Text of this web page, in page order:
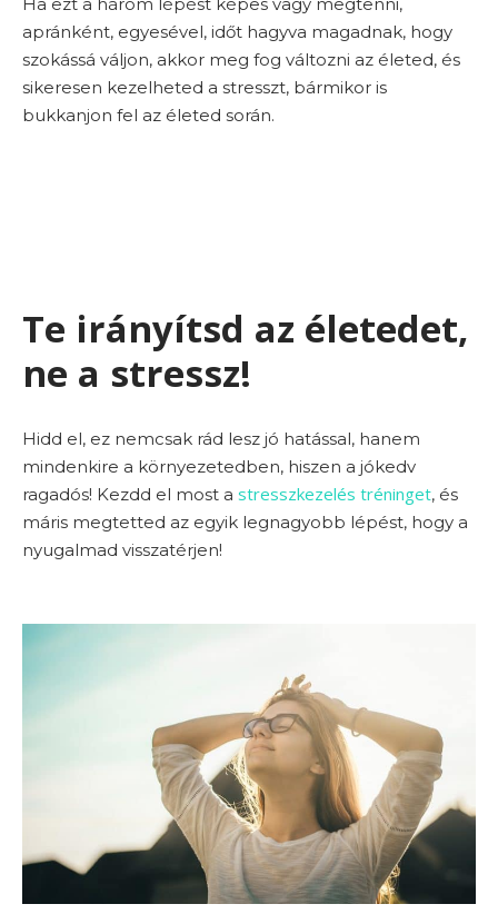
apránként, egyesével, időt hagyva magadnak, hogy
szokássá váljon, akkor meg fog változni az életed, és
sikeresen kezelheted a stresszt, bármikor is
bukkanjon fel az életed során.
Te irányítsd az életedet,
ne a stressz!
Hidd el, ez nemcsak rád lesz jó hatással, hanem
mindenkire a környezetedben, hiszen a jókedv
ragadós! Kezdd el most a stresszkezelés tréninget, és
máris megtetted az egyik legnagyobb lépést, hogy a
nyugalmad visszatérjen!